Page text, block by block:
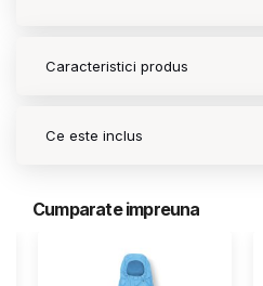
Caracteristici produs
Ce este inclus
Cumparate impreuna